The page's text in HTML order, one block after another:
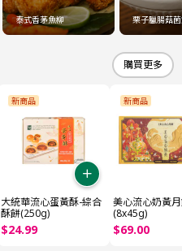
泰式香茅魚柳 栗子臘腸菇菌
購買更多
新商品
大統華流心蛋黃酥-綜合
酥餅(250g)
$24.99
新商品
美心流心奶黃月
(8x45g)
$69.00